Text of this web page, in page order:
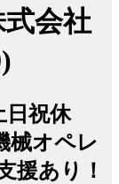
会社
日祝休
械オペレ
援あり！